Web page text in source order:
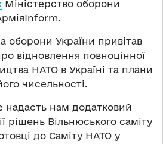
Міністерство оборони
оборони України привітав
відновлення повноцінної
НАТО в Україні та плани
чисельності.
нам додатковий
рішень Вільнюського саміту
до Саміту НАТО у